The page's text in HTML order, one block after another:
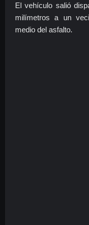
El vehículo salió
milímetros a un
medio del asfalto.